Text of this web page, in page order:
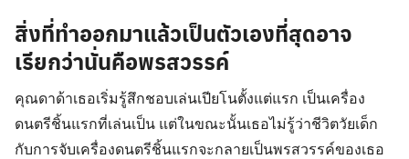
สิ่งที่ทำออกมาแล้วเป็นตัวเองที่สุดอาจ
เรียกว่านั่นคือพรสวรรค์
คุณดาด้าเธอเริ่มรู้สึกชอบเล่นเปียโนตั้งแต่แรก เป็นเครื่อง
ดนตรีชิ้นแรกที่เล่นเป็น แต่ในขณะนั้นเธอไม่รู้ว่าชีวิตวัยเด็ก
กับการจับเครื่องดนตรีชิ้นแรกจะกลายเป็นพรสวรรค์ของเธอ